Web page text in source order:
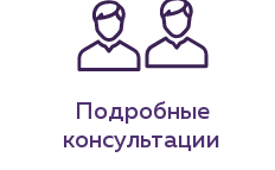
+7 (918) 070-19-79
Пн – пт: 9:00 – 18:00
Подробные
консультации